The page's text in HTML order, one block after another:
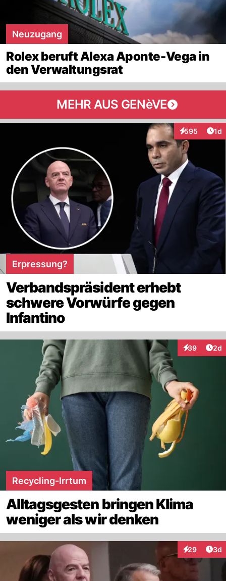
Neuzugang
Rolex beruft Alexa Aponte-Vega in
den Verwaltungsrat
MEHR AUS GENèVE
595
Interaktionen
1d
Erpressung?
Verbandspräsident erhebt
schwere Vorwürfe gegen
Infantino
39
Interaktionen
2d
Recycling-Irrtum
Alltagsgesten bringen Klima
weniger als wir denken
29
Interaktionen
3d